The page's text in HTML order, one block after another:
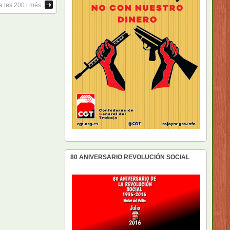
les 200 i més.
80 ANIVERSARIO REVOLUCIÓN SOCIAL